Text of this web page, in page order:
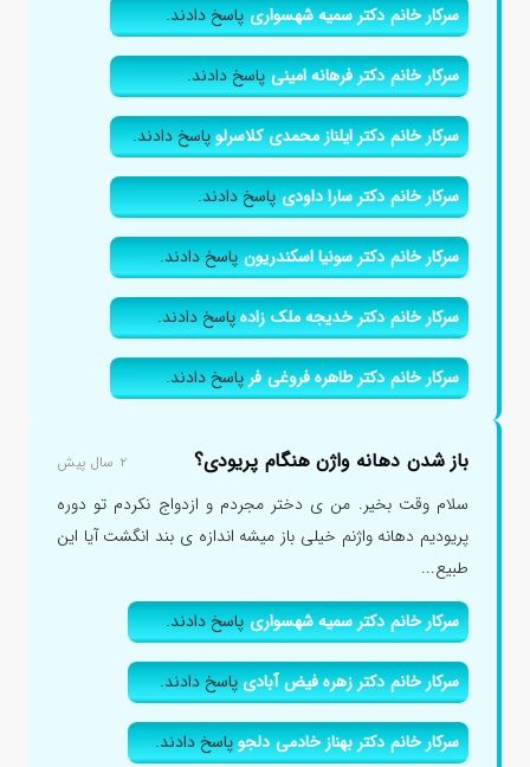
سرکار خانم دکتر سمیه شهسواریپاسخ دادند.
سرکار خانم دکتر فرهانه امینیپاسخ دادند.
سرکار خانم دکتر ایلناز محمدی کلاسرلوپاسخ دادند.
سرکار خانم دکتر سارا داودیپاسخ دادند.
سرکار خانم دکتر سونیا اسکندریونپاسخ دادند.
سرکار خانم دکتر خدیجه ملک زادهپاسخ دادند.
سرکار خانم دکتر طاهره فروغی فرپاسخ دادند.
باز شدن دهانه واژن هنگام پریودی؟ ۲ سال پیش
سلام وقت بخیر. من ی دختر مجردم و ازدواج نکردم تو دوره
پریودیم دهانه واژنم خیلی باز میشه اندازه ی بند انگشت آیا این
طبیع...
سرکار خانم دکتر سمیه شهسواریپاسخ دادند.
سرکار خانم دکتر زهره فیض آبادیپاسخ دادند.
سرکار خانم دکتر بهناز خادمی دلجوپاسخ دادند.